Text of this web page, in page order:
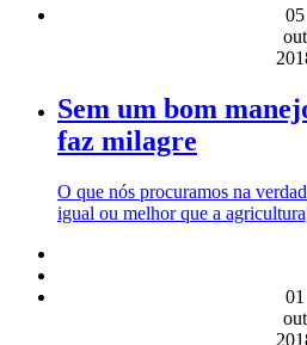
05
out
Sem um bom
faz milagre
O que nós procuramos na
igual ou melhor que a
01
out